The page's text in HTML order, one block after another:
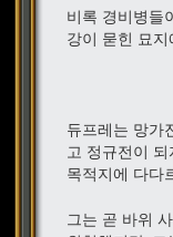
비록 경비병들
강이 묻힌 묘
듀프레는 망가
고 정규전이
목적지에 다다
그는 곧 바위